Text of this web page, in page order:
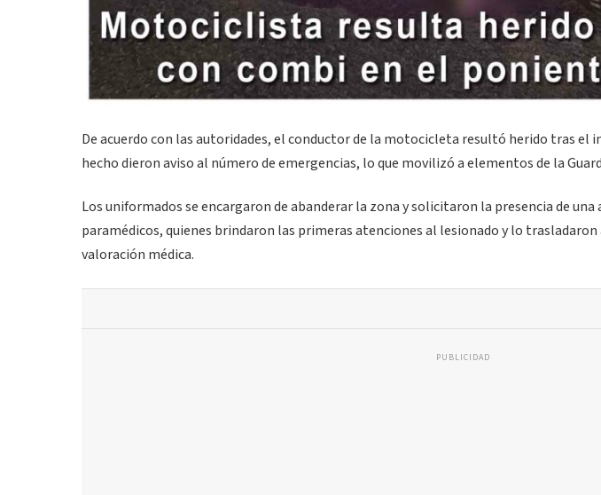
De acuerdo con las autoridades, el conductor de la motocicleta resultó herido tras el
hecho dieron aviso al número de emergencias, lo que movilizó a elementos de la
Los uniformados se encargaron de abanderar la zona y solicitaron la presencia de
paramédicos, quienes brindaron las primeras atenciones al lesionado y lo trasladaron
valoración médica.
PUBLICIDAD